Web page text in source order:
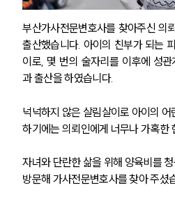
부산가사전문변호사를 찾아주신 의
출산했습니다. 아이의 친부가 되는
이로, 몇 번의 술자리를 이후에 성
과 출산을 하였습니다.
넉넉하지 않은 살림살이로 아이의
하기에는 의뢰인에게 너무나 가혹한
자녀와 단란한 삶을 위해 양육비를
방문해 가사전문변호사를 찾아 주셨